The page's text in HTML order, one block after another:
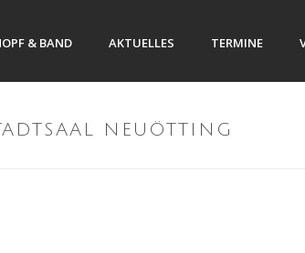
& BAND AKTUELLES TERMINE
NEUÖTTING